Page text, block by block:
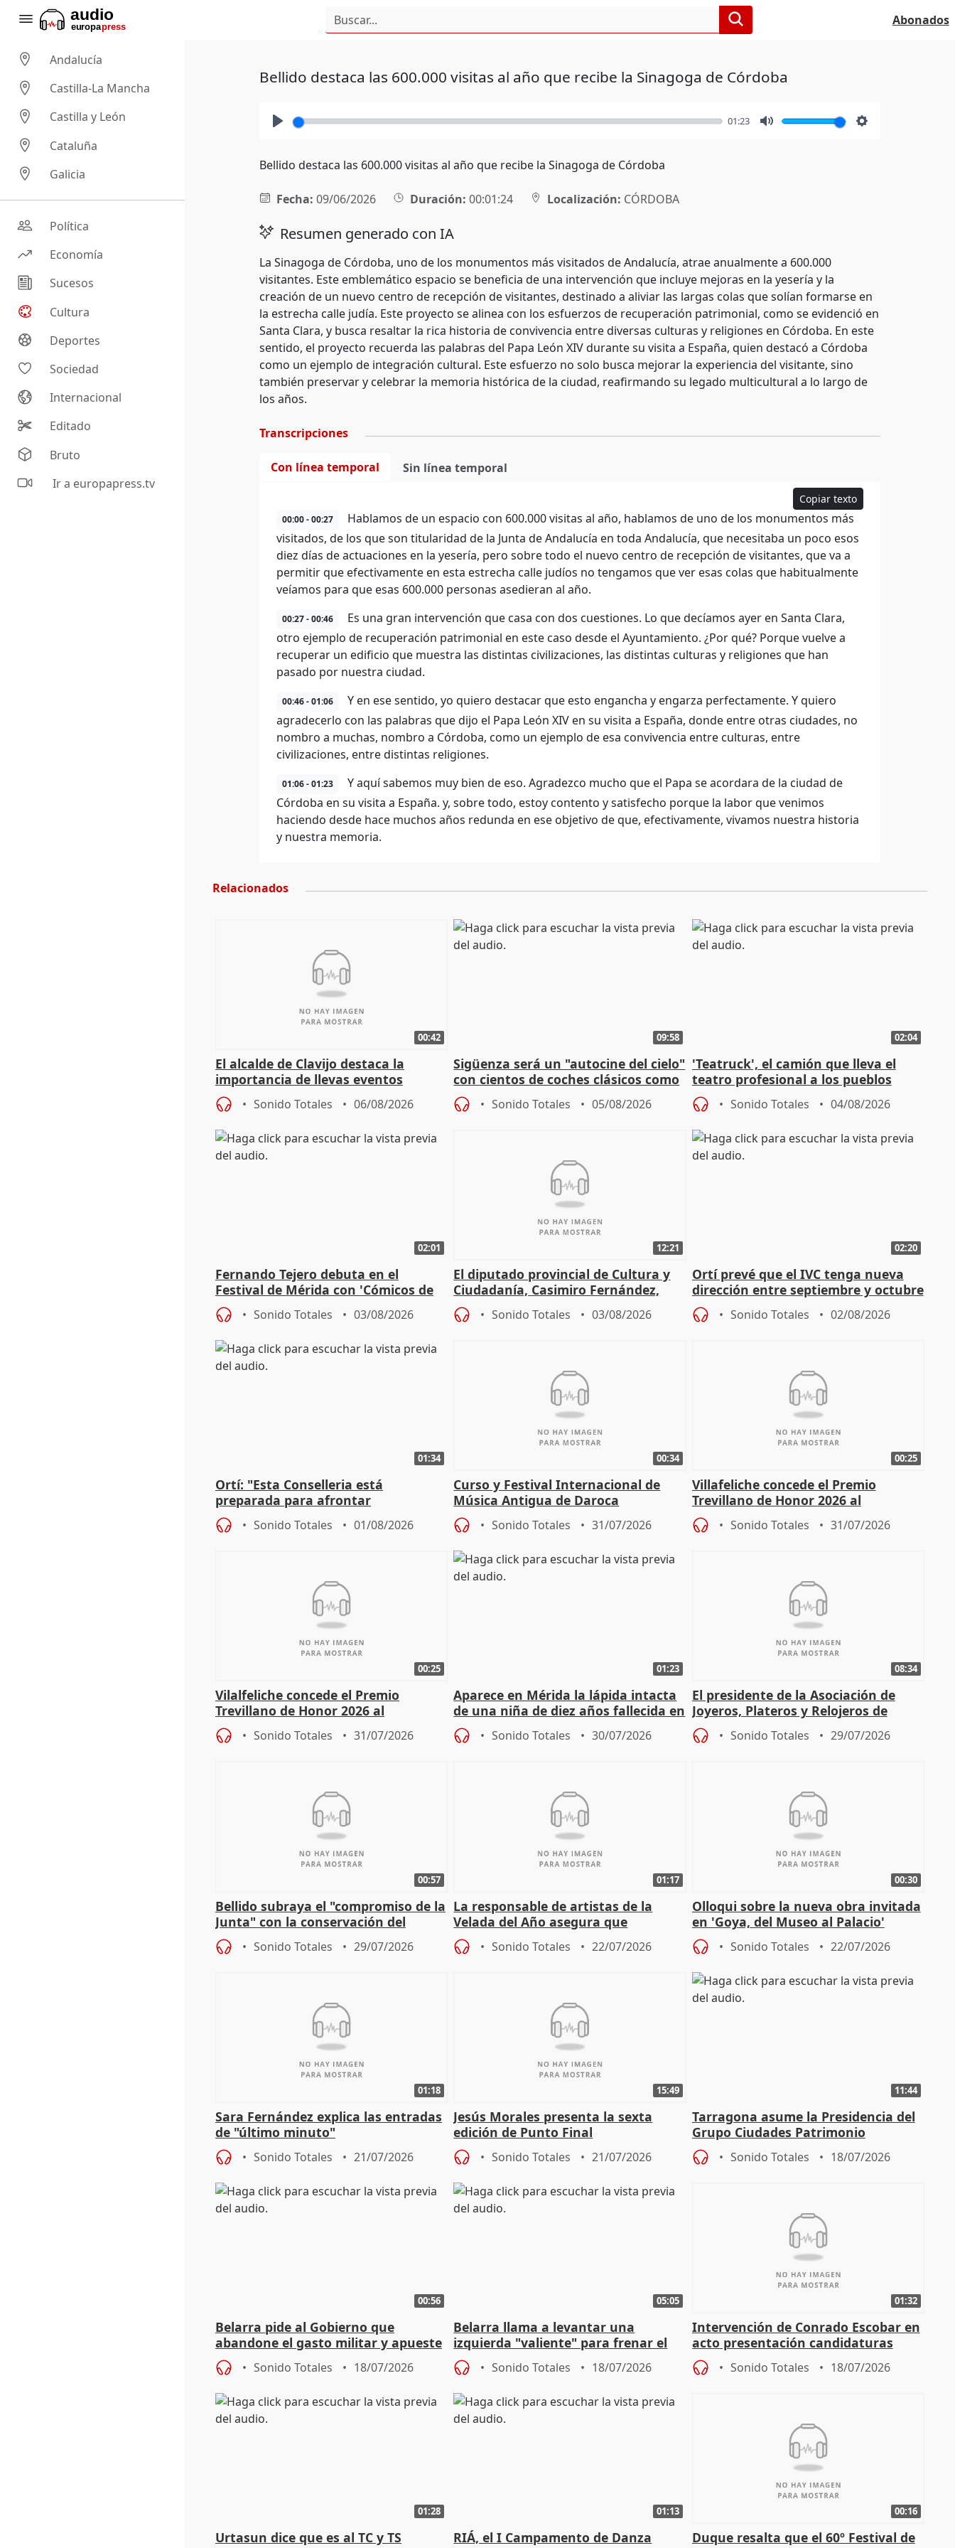
Abonados
Andalucía
Castilla-La Mancha
Castilla y León
Cataluña
Galicia
Política
Economía
Sucesos
Cultura
Deportes
Sociedad
Internacional
Editado
Bruto
Ir a europapress.tv
Bellido destaca las 600.000 visitas al año que recibe la Sinagoga de Córdoba
01:23
Bellido destaca las 600.000 visitas al año que recibe la Sinagoga de Córdoba
Fecha: 09/06/2026 Duración: 00:01:24 Localización: CÓRDOBA
Resumen generado con IA
La Sinagoga de Córdoba, uno de los monumentos más visitados de Andalucía, atrae anualmente a 600.000
visitantes. Este emblemático espacio se beneficia de una intervención que incluye mejoras en la yesería y la
creación de un nuevo centro de recepción de visitantes, destinado a aliviar las largas colas que solían formarse en
la estrecha calle judía. Este proyecto se alinea con los esfuerzos de recuperación patrimonial, como se evidenció en
Santa Clara, y busca resaltar la rica historia de convivencia entre diversas culturas y religiones en Córdoba. En este
sentido, el proyecto recuerda las palabras del Papa León XIV durante su visita a España, quien destacó a Córdoba
como un ejemplo de integración cultural. Este esfuerzo no solo busca mejorar la experiencia del visitante, sino
también preservar y celebrar la memoria histórica de la ciudad, reafirmando su legado multicultural a lo largo de
los años.
Transcripciones
Con línea temporal Sin línea temporal
Copiar texto
00:00 - 00:27
Hablamos de un espacio con 600.000 visitas al año, hablamos de uno de los monumentos más
visitados, de los que son titularidad de la Junta de Andalucía en toda Andalucía, que necesitaba un poco esos
diez días de actuaciones en la yesería, pero sobre todo el nuevo centro de recepción de visitantes, que va a
permitir que efectivamente en esta estrecha calle judíos no tengamos que ver esas colas que habitualmente
veíamos para que esas 600.000 personas asedieran al año.
00:27 - 00:46
Es una gran intervención que casa con dos cuestiones. Lo que decíamos ayer en Santa Clara,
otro ejemplo de recuperación patrimonial en este caso desde el Ayuntamiento. ¿Por qué? Porque vuelve a
recuperar un edificio que muestra las distintas civilizaciones, las distintas culturas y religiones que han
pasado por nuestra ciudad.
00:46 - 01:06
Y en ese sentido, yo quiero destacar que esto engancha y engarza perfectamente. Y quiero
agradecerlo con las palabras que dijo el Papa León XIV en su visita a España, donde entre otras ciudades, no
nombro a muchas, nombro a Córdoba, como un ejemplo de esa convivencia entre culturas, entre
civilizaciones, entre distintas religiones.
01:06 - 01:23
Y aquí sabemos muy bien de eso. Agradezco mucho que el Papa se acordara de la ciudad de
Córdoba en su visita a España. y, sobre todo, estoy contento y satisfecho porque la labor que venimos
haciendo desde hace muchos años redunda en ese objetivo de que, efectivamente, vivamos nuestra historia
y nuestra memoria.
Relacionados
00:42
El alcalde de Clavijo destaca la
importancia de llevas eventos
culturales a los pueblos
Sonido Totales 06/08/2026
09:58
Sigüenza será un "autocine del cielo"
con cientos de coches clásicos como
espectadores
Sonido Totales 05/08/2026
02:04
'Teatruck', el camión que lleva el
teatro profesional a los pueblos
extremeños
Sonido Totales 04/08/2026
02:01
Fernando Tejero debuta en el
Festival de Mérida con 'Cómicos de
Roma': "Strabo me ha escogido"
Sonido Totales 03/08/2026
12:21
El diputado provincial de Cultura y
Ciudadanía, Casimiro Fernández,
sobre el balance de entradas
Sonido Totales 03/08/2026
02:20
Ortí prevé que el IVC tenga nueva
dirección entre septiembre y octubre
Sonido Totales 02/08/2026
01:34
Ortí: "Esta Conselleria está
preparada para afrontar
absolutamente todos los escenarios"
Sonido Totales 01/08/2026
00:34
Curso y Festival Internacional de
Música Antigua de Daroca
Sonido Totales 31/07/2026
00:25
Villafeliche concede el Premio
Trevillano de Honor 2026 al
periodista Xabier Fortes
Sonido Totales 31/07/2026
00:25
Vilalfeliche concede el Premio
Trevillano de Honor 2026 al
periodista Xabier Fortes
Sonido Totales 31/07/2026
01:23
Aparece en Mérida la lápida intacta
de una niña de diez años fallecida en
el año 519 d.C.
Sonido Totales 30/07/2026
08:34
El presidente de la Asociación de
Joyeros, Plateros y Relojeros de
Córdoba celebra la IGP
Sonido Totales 29/07/2026
00:57
Bellido subraya el "compromiso de la
Junta" con la conservación del
patrimonio en Córdoba
Sonido Totales 29/07/2026
01:17
La responsable de artistas de la
Velada del Año asegura que
"Andalucía está muy presente" en la
cita
Sonido Totales 22/07/2026
00:30
Olloqui sobre la nueva obra invitada
en 'Goya, del Museo al Palacio'
Sonido Totales 22/07/2026
01:18
Sara Fernández explica las entradas
de "último minuto"
Sonido Totales 21/07/2026
15:49
Jesús Morales presenta la sexta
edición de Punto Final
Sonido Totales 21/07/2026
11:44
Tarragona asume la Presidencia del
Grupo Ciudades Patrimonio
Sonido Totales 18/07/2026
00:56
Belarra pide al Gobierno que
abandone el gasto militar y apueste
"de verdad" por la cultura
Sonido Totales 18/07/2026
05:05
Belarra llama a levantar una
izquierda "valiente" para frenar el
avance de la extrema derecha
Sonido Totales 18/07/2026
01:32
Intervención de Conrado Escobar en
acto presentación candidaturas
alcaldes PP para 2027
Sonido Totales 18/07/2026
01:28
Urtasun dice que es al TC y TS
01:13
RIÁ, el I Campamento de Danza
00:16
Duque resalta que el 60º Festival de